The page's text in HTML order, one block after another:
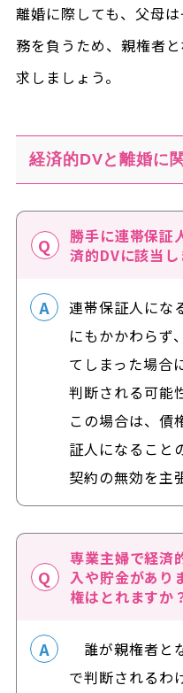
離婚に際しても、父母
務を負うため、親権者
求しましょう。
経済的DVと離婚に
勝手に連帯保証
済的DVに該当し
連帯保証人にな
にもかかわらず
てしまった場合
判断される可能
この場合は、債
証人になること
契約の無効を主
専業主婦で経済
入や貯金があり
権はとれますか
誰が親権者と
で判断されるわ